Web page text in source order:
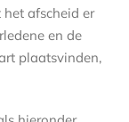
afscheid er
en de
plaatsvinden,